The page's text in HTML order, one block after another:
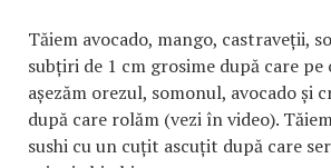
Tăiem avocado, mango, castraveții,
subțiri de 1 cm grosime după care pe
așezăm orezul, somonul, avocado și
după care rolăm (vezi în video).
sushi cu un cuțit ascuțit după care